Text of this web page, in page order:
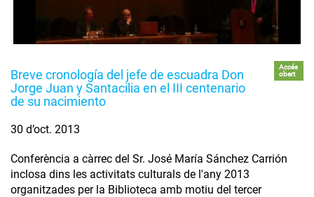
Breve cronología del jefe de escuadra Don
Jorge Juan y Santacilia en el III centenario
de su nacimiento
Accés
obert
30 d’oct. 2013
Conferència a càrrec del Sr. José María Sánchez Carrión
inclosa dins les activitats culturals de l'any 2013
organitzades per la Biblioteca amb motiu del tercer